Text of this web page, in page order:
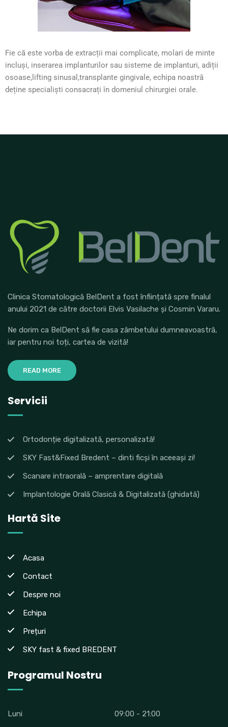
Fie că este vorba de extracții mai complicate, molari de minte
incluși, inserarea implanturilor sau sisteme de implanturi, adiții
osoase,lifting sinusal,transplante gingivale, echipa noastră
deține specialiști consacrați în domeniul chirurgiei orale.
Clinica Stomatologică BelDent a fost înființată spre finalul
anului 2021 de către doctorii Elvis Vasilache și Cosmin Vararu.
Ne dorim ca BelDent să fie casa zâmbetului dumneavoastră,
iar pentru noi toți, cartea de vizită!
READ MORE
Servicii
Ortodonție digitalizată, personalizată!
SKY Fast&Fixed Bredent – dinti ficși în aceeași zi!
Scanare intraorală – amprentare digitală
Implantologie Orală Clasică & Digitalizată (ghidată)
Hartă Site
Acasa
Contact
Despre noi
Echipa
Prețuri
SKY fast & fixed BREDENT
Programul Nostru
Luni 09:00 - 21:00